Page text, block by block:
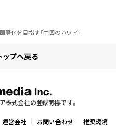
際化を目指す「中国のハワイ」
ップへ戻る
株式会社の登録商標です。
運営会社 お問い合わせ 推奨環境